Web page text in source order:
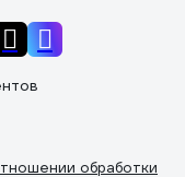
обработки